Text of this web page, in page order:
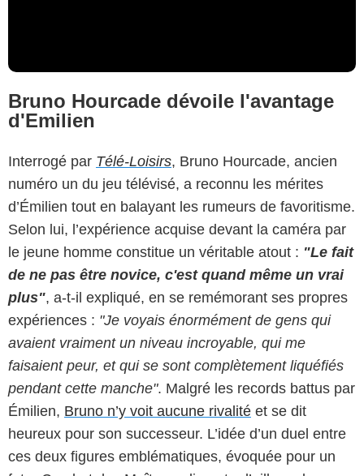
Bruno Hourcade dévoile l'avantage
d'Emilien
Interrogé par Télé-Loisirs, Bruno Hourcade, ancien
numéro un du jeu télévisé, a reconnu les mérites
d’Émilien tout en balayant les rumeurs de favoritisme.
Selon lui, l’expérience acquise devant la caméra par
le jeune homme constitue un véritable atout : "Le fait
de ne pas être novice, c'est quand même un vrai
plus", a-t-il expliqué, en se remémorant ses propres
expériences : "Je voyais énormément de gens qui
avaient vraiment un niveau incroyable, qui me
faisaient peur, et qui se sont complètement liquéfiés
pendant cette manche". Malgré les records battus par
Émilien, Bruno n’y voit aucune rivalité et se dit
heureux pour son successeur. L’idée d’un duel entre
ces deux figures emblématiques, évoquée pour un